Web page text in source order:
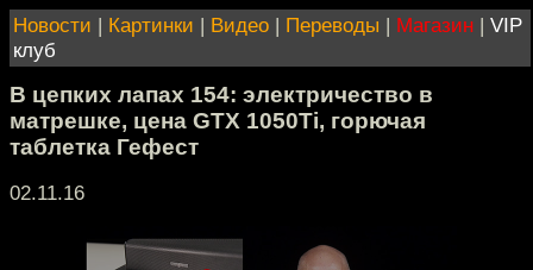
Новости | Картинки | Видео | Переводы | Магазин | VIP
клуб
В цепких лапах 154: электричество в
матрешке, цена GTX 1050Ti, горючая
таблетка Гефест
02.11.16